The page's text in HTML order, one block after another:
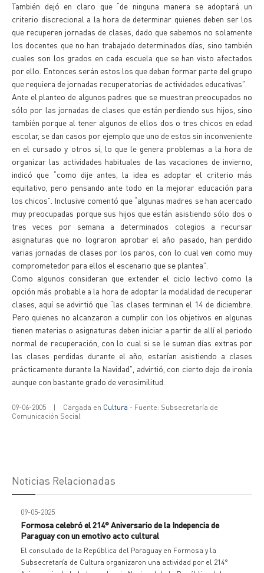
También dejó en claro que “de ninguna manera se adoptará un
criterio discrecional a la hora de determinar quienes deben ser los
que recuperen jornadas de clases, dado que sabemos no solamente
los docentes que no han trabajado determinados días, sino también
cuales son los grados en cada escuela que se han visto afectados
por ello. Entonces serán estos los que deban formar parte del grupo
que requiera de jornadas recuperatorias de actividades educativas”.
Ante el planteo de algunos padres que se muestran preocupados no
sólo por las jornadas de clases que están perdiendo sus hijos, sino
también porque al tener algunos de ellos dos o tres chicos en edad
escolar, se dan casos por ejemplo que uno de estos sin inconveniente
en el cursado y otros sí, lo que le genera problemas a la hora de
organizar las actividades habituales de las vacaciones de invierno,
indicó que “como dije antes, la idea es adoptar el criterio más
equitativo, pero pensando ante todo en la mejorar educación para
los chicos”. Inclusive comentó que “algunas madres se han acercado
muy preocupadas porque sus hijos que están asistiendo sólo dos o
tres veces por semana a determinados colegios a recursar
asignaturas que no lograron aprobar el año pasado, han perdido
varias jornadas de clases por los paros, con lo cual ven como muy
comprometedor para ellos el escenario que se plantea”.
Como algunos consideran que extender el ciclo lectivo como la
opción más probable a la hora de adoptar la modalidad de recuperar
clases, aquí se advirtió que “las clases terminan el 14 de diciembre.
Pero quienes no alcanzaron a cumplir con los objetivos en algunas
tienen materias o asignaturas deben iniciar a partir de allí el periodo
normal de recuperación, con lo cual si se le suman días extras por
las clases perdidas durante el año, estarían asistiendo a clases
prácticamente durante la Navidad”, advirtió, con cierto dejo de ironía
aunque con bastante grado de verosimilitud.
09-06-2005 | Cargada en Cultura - Fuente: Subsecretaría de
Comunicación Social
Noticias Relacionadas
09-05-2025
Formosa celebró el 214° Aniversario de la Indepencia de
Paraguay con un emotivo acto cultural
El consulado de la República del Paraguay en Formosa y la
Subsecretaría de Cultura organizaron una actividad por el 214°